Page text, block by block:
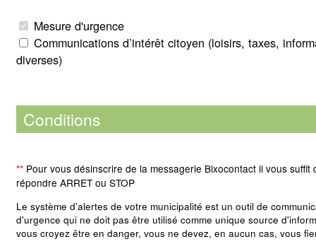
Mesure d'urgence
Communications d’intérêt citoyen (loisirs, taxes,
diverses)
Conditions
** Pour vous désinscrire de la messagerie Bixocontact il vous suffit
répondre ARRET ou STOP
Le système d’alertes de votre municipalité est un outil de
d'urgence qui ne doit pas être utilisé comme unique source
vous croyez être en danger, vous ne devez, en aucun cas, vous